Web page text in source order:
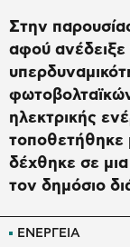
ΕΝΕΡΓΕΙΑ
Στην
αφού ανέδειξε
ηλεκτρικής
δέχθηκε σε
τον δημόσιο